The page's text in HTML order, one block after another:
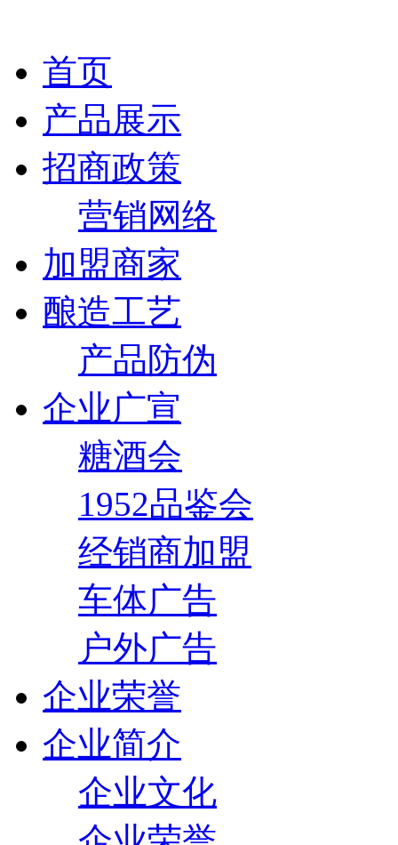
首页
产品展示
招商政策
营销网络
加盟商家
酿造工艺
产品防伪
企业广宣
糖酒会
1952品鉴会
经销商加盟
车体广告
户外广告
企业荣誉
企业简介
企业文化